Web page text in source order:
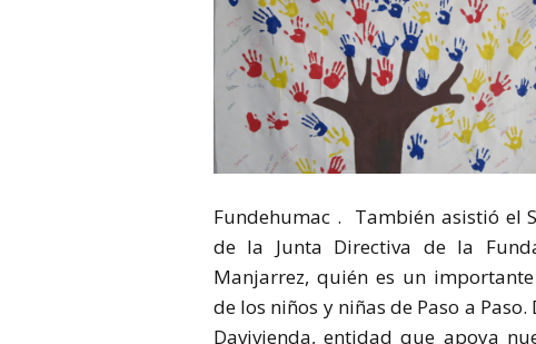
Fundehumac . También asistió el
de la Junta Directiva de la
Manjarrez, quién es un
de los niños y niñas de Paso a
Davivienda, entidad que apoya